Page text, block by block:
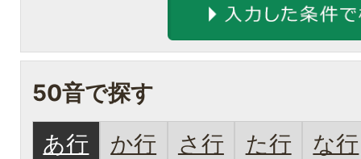
50音で探す
あ行
か行 さ行 た行 な行